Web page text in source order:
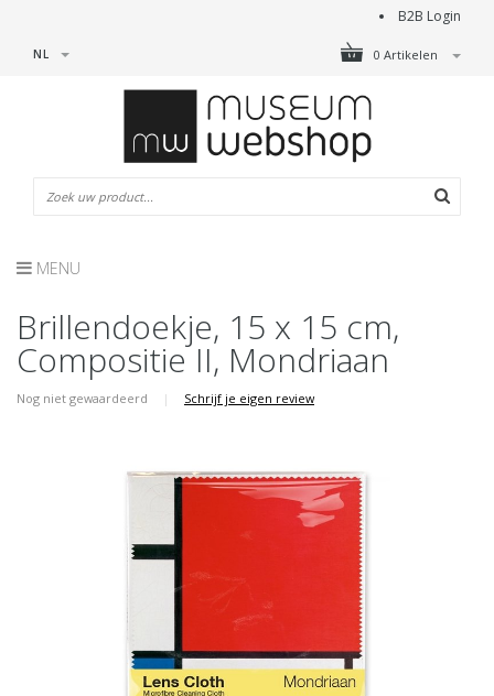
B2B Login
0 Artikelen
NL
MENU
Brillendoekje, 15 x 15 cm,
Compositie II, Mondriaan
Nog niet gewaardeerd | Schrijf je eigen review